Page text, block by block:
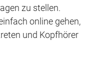
zu stellen.
online gehen,
und Kopfhörer